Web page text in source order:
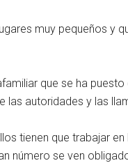
muy pequeños y
que se ha
las autoridades y las
tienen que trabajar
número se ven